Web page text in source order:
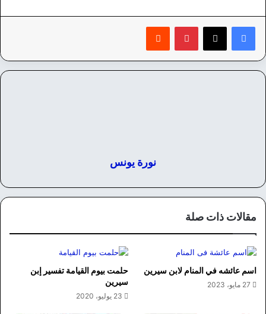
بينتيريست
نورة يونس
مقالات ذات صلة
اسم عائشه في المنام لابن سيرين
27 مايو، 2023
حلمت بيوم القيامة تفسير إبن
سيرين
23 يوليو، 2020